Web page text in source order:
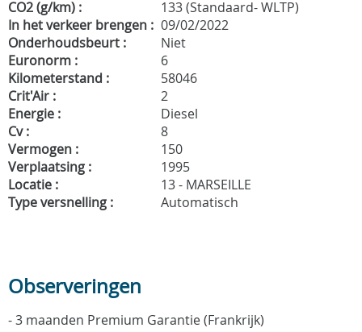
CO2 (g/km) :
133 (Standaard- WLTP)
In het verkeer brengen : 09/02/2022
Onderhoudsbeurt :
Niet
Euronorm :
6
Kilometerstand :
58046
Crit'Air :
2
Energie :
Diesel
Cv :
8
Vermogen :
150
Verplaatsing :
1995
Locatie :
13 - MARSEILLE
Type versnelling :
Automatisch
Observeringen
- 3 maanden Premium Garantie (Frankrijk)